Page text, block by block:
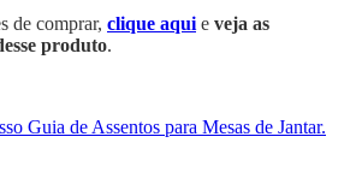
de comprar, clique aqui e veja as
produto.
Guia de Assentos para Mesas de Jantar.